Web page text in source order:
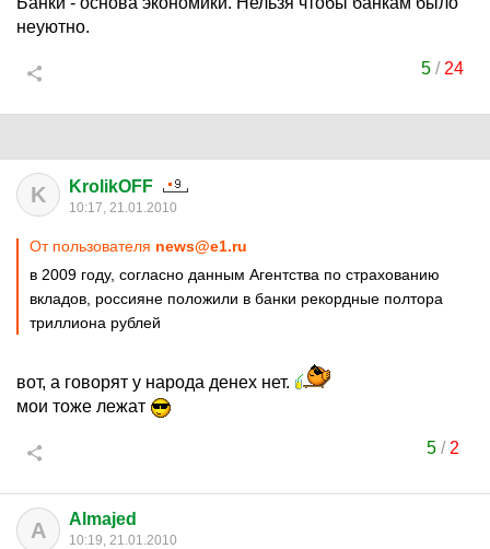
неуютно.
5 / 24
K KrolikOFF
10:17, 21.01.2010
От пользователя news@e1.ru
в 2009 году, согласно данным Агентства по страхованию
вкладов, россияне положили в банки рекордные полтора
триллиона рублей
вот, а говорят у народа денех нет.
мои тоже лежат
5/ 2
A Almajed
10:19, 21.01.2010